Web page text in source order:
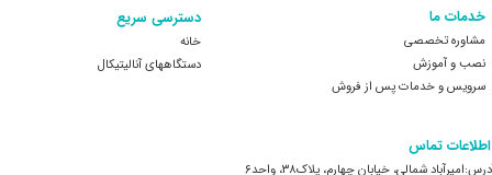
تماس
شمالی، خیابان چهارم، پلاک۳۸، واحد۶
خدمات ما
مشاوره تخصصی
نصب و آموزش
سرویس و خدمات پس از فروش
دسترسی سریع
خانه
​​​​​​​دستگاههای آنالیتیکال